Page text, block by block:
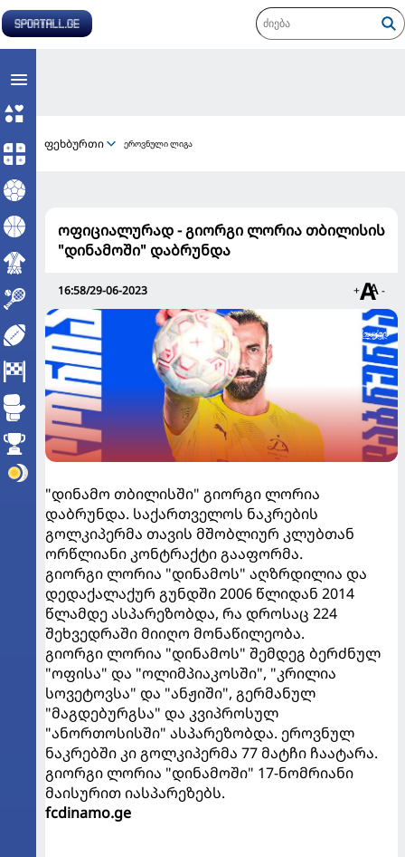
ფეხბურთი ეროვნული ლიგა
ოფიციალურად - გიორგი ლორია თბილისის
"დინამოში" დაბრუნდა
16:58/29-06-2023 + -
"დინამო თბილისში" გიორგი ლორია
დაბრუნდა. საქართველოს ნაკრების
გოლკიპერმა თავის მშობლიურ კლუბთან
ორწლიანი კონტრაქტი გააფორმა.
გიორგი ლორია "დინამოს" აღზრდილია და
დედაქალაქურ გუნდში 2006 წლიდან 2014
წლამდე ასპარეზობდა, რა დროსაც 224
შეხვედრაში მიიღო მონაწილეობა.
გიორგი ლორია "დინამოს" შემდეგ ბერძნულ
"ოფისა" და "ოლიმპიაკოსში", "კრილია
სოვეტოვსა" და "ანჟიში", გერმანულ
"მაგდებურგსა" და კვიპროსულ
"ანორთოსისში" ასპარეზობდა. ეროვნულ
ნაკრებში კი გოლკიპერმა 77 მატჩი ჩაატარა.
გიორგი ლორია "დინამოში" 17-ნომრიანი
მაისურით იასპარეზებს.
fcdinamo.ge